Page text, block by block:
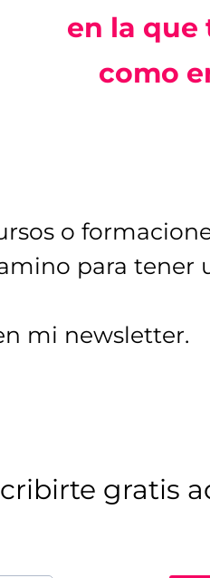
en la que
como
o
para tener
mi newsletter.
gratis